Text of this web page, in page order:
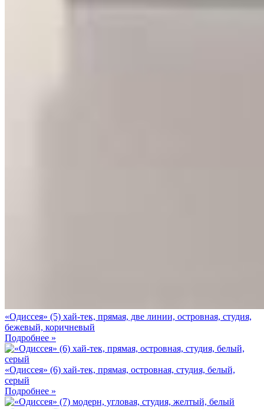
«Одиссея» (5) хай-тек, прямая, две линии, островная, студия,
бежевый, коричневый
Подробнее »
«Одиссея» (6) хай-тек, прямая, островная, студия, белый,
серый
Подробнее »